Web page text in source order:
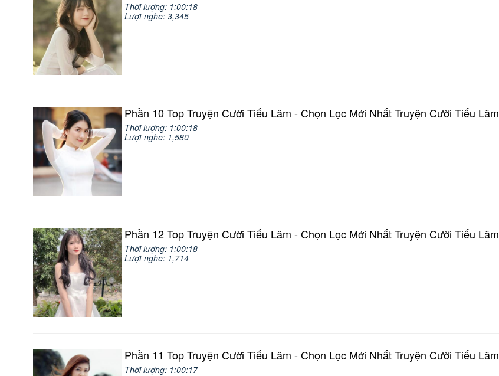
Thời lượng: 1:00:18
Lượt nghe: 3,345
Phần 10 Top Truyện Cười Tiếu Lâm - Chọn Lọc Mới Nhất Truyện Cười Tiếu Lâm
Thời lượng: 1:00:18
Lượt nghe: 1,580
Phần 12 Top Truyện Cười Tiếu Lâm - Chọn Lọc Mới Nhất Truyện Cười Tiếu Lâm
Thời lượng: 1:00:18
Lượt nghe: 1,714
Phần 11 Top Truyện Cười Tiếu Lâm - Chọn Lọc Mới Nhất Truyện Cười Tiếu Lâm
Thời lượng: 1:00:17